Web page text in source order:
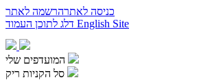
כניסה לאתרהרשמה לאתר
English Site
המועדפים שלי
סל הקניות ריק